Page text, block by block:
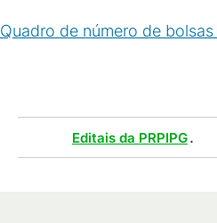
Quadro de número de
Editais da PRPIPG.